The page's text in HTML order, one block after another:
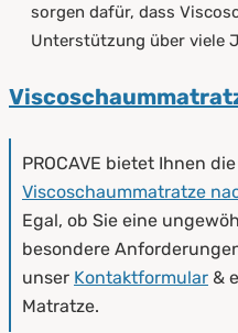
sorgen dafür, dass
Unterstützung über viele
PROCAVE bietet Ihnen
Viscoschaummatratze
Egal, ob Sie eine
besondere
unser Kontaktformular &
Matratze.